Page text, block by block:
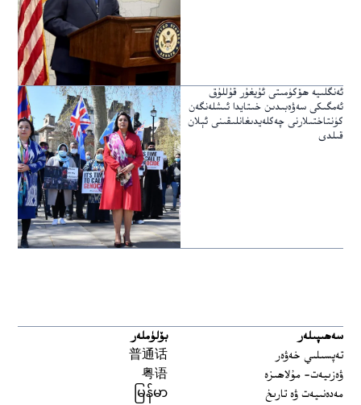
ئەنگلىيە ھۆكۈمىتى ئۇيغۇر قۇللۇق
ئەمگىكى سەۋەبىدىن خىتايدا ئىشلەنگەن
كۈنتاختىلارنى چەكلەيدىغانلىقىنى ئېلان
قىلدى
سەھىپىلەر
تەپسىلىي خەۋەر
ۋەزىيەت- مۇلاھىزە
مەدەنىيەت ۋە تارىخ
بۆلۈملەر
普通话
粤语
မြန်မာ